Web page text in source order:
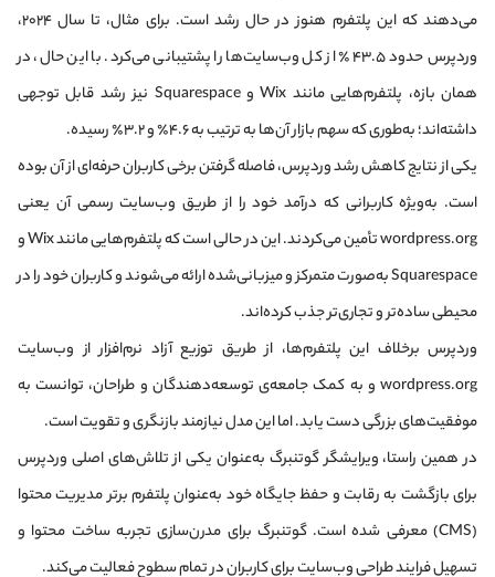
می‌دهند که این پلتفرم هنوز در حال رشد است. برای مثال، تا سال ۲۰۲۴،
وردپرس حدود ۴۳.۵٪ از کل وب‌سایت‌ها را پشتیبانی می‌کرد. با این حال، در
همان بازه، پلتفرم‌هایی مانند Wix و Squarespace نیز رشد قابل توجهی
داشته‌اند؛ به‌طوری که سهم بازار آن‌ها به ترتیب به ۴.۶٪ و ۳.۲٪ رسیده.
یکی از نتایج کاهش رشد وردپرس، فاصله گرفتن برخی کاربران حرفه‌ای از آن بوده
است. به‌ویژه کاربرانی که درآمد خود را از طریق وب‌سایت رسمی آن یعنی
wordpress.org تأمین می‌کردند. این در حالی است که پلتفرم‌هایی مانند Wix و
Squarespace به‌صورت متمرکز و میزبانی‌شده ارائه می‌شوند و کاربران خود را در
محیطی ساده‌تر و تجاری‌تر جذب کرده‌اند.​
وردپرس برخلاف این پلتفرم‌ها، از طریق توزیع آزاد نرم‌افزار از وب‌سایت
wordpress.org و به کمک جامعه‌ی توسعه‌دهندگان و طراحان، توانست به
موفقیت‌های بزرگی دست یابد. اما این مدل نیازمند بازنگری و تقویت است.​
در همین راستا، ویرایشگر گوتنبرگ به‌عنوان یکی از تلاش‌های اصلی وردپرس
برای بازگشت به رقابت و حفظ جایگاه خود به‌عنوان پلتفرم برتر مدیریت محتوا
(CMS) معرفی شده است. گوتنبرگ برای مدرن‌سازی تجربه ساخت محتوا و
تسهیل فرایند طراحی وب‌سایت برای کاربران در تمام سطوح فعالیت می‌کند.